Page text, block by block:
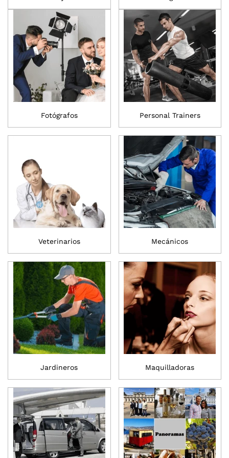
Fotógrafos Personal Trainers
Veterinarios Mecánicos
Jardineros Maquilladoras